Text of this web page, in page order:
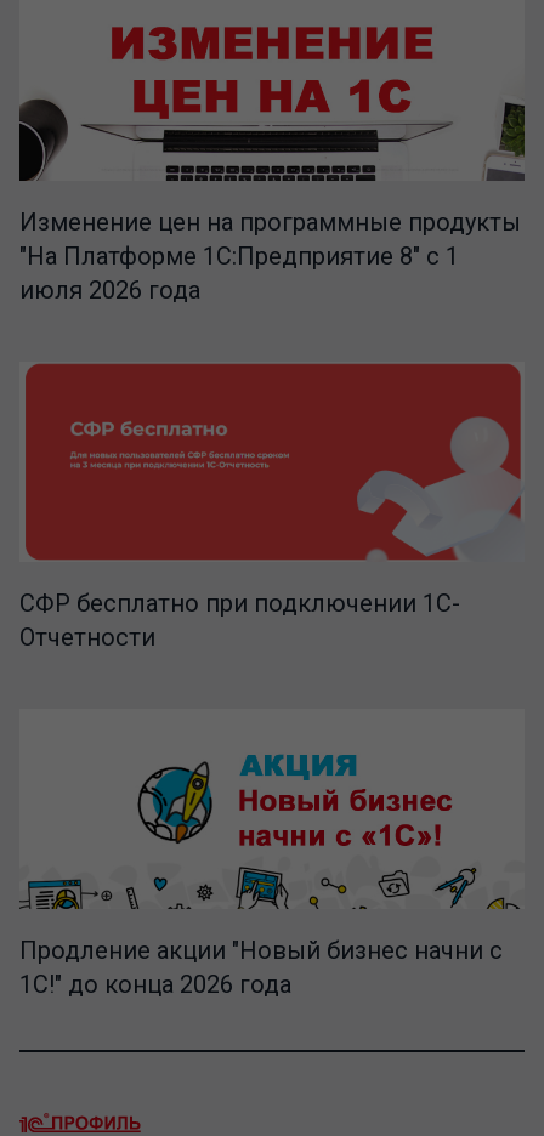
Изменение цен на программные продукты
"На Платформе 1С:Предприятие 8" с 1
июля 2026 года
СФР бесплатно при подключении 1С-
Отчетности
Продление акции "Новый бизнес начни с
1С!" до конца 2026 года